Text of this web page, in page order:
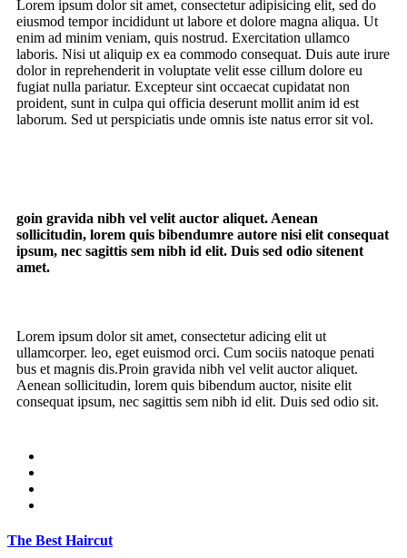
Lorem ipsum dolor sit amet, consectetur adipisicing elit, sed do
eiusmod tempor incididunt ut labore et dolore magna aliqua. Ut
enim ad minim veniam, quis nostrud. Exercitation ullamco
laboris. Nisi ut aliquip ex ea commodo consequat. Duis aute irure
dolor in reprehenderit in voluptate velit esse cillum dolore eu
fugiat nulla pariatur. Excepteur sint occaecat cupidatat non
proident, sunt in culpa qui officia deserunt mollit anim id est
laborum. Sed ut perspiciatis unde omnis iste natus error sit vol.
goin gravida nibh vel velit auctor aliquet. Aenean
sollicitudin, lorem quis bibendumre autore nisi elit consequat
ipsum, nec sagittis sem nibh id elit. Duis sed odio sitenent
amet.
Lorem ipsum dolor sit amet, consectetur adicing elit ut
ullamcorper. leo, eget euismod orci. Cum sociis natoque penati
bus et magnis dis.Proin gravida nibh vel velit auctor aliquet.
Aenean sollicitudin, lorem quis bibendum auctor, nisite elit
consequat ipsum, nec sagittis sem nibh id elit. Duis sed odio sit.
The Best Haircut